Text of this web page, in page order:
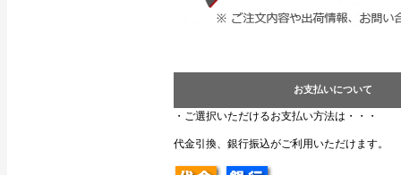
お支払いについて
・ご選択いただけるお支払い方法は・・・
代金引換、銀行振込がご利用いただけます。